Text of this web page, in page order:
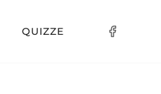
QUIZZE